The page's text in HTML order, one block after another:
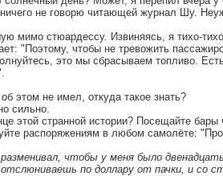
не говорю читающей журнал Шу.
мимо стюардессу. Извиняясь, я тихо-
"Поэтому, чтобы не тревожить
это мы сбрасываем топливо.
этом не имел, откуда такое знать?
сильно.
этой странной истории? Посещайте
распоряжениям в любом самолёте:
чтобы у меня было
отслюниваешь по доллару от пачки, и со